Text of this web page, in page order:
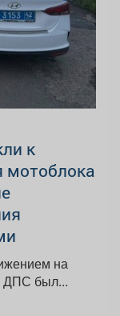
к
мотоблока
на
ДПС был...